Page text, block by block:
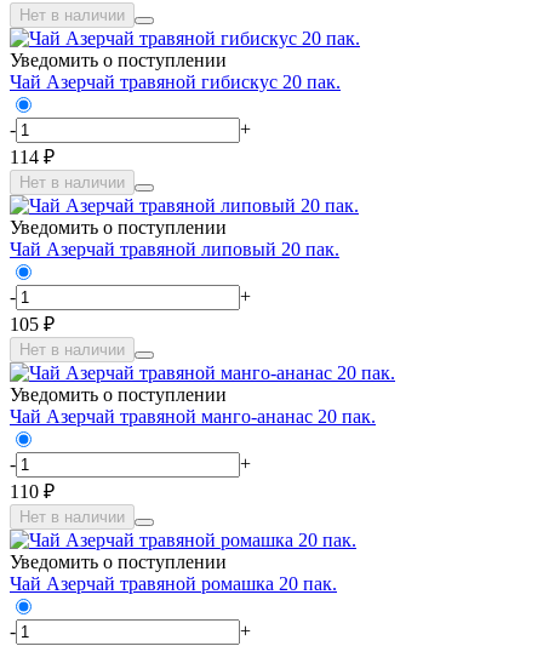
Нет в наличии
Уведомить о поступлении
Чай Азерчай травяной гибискус 20 пак.
-
+
114 ₽
Нет в наличии
Уведомить о поступлении
Чай Азерчай травяной липовый 20 пак.
-
+
105 ₽
Нет в наличии
Уведомить о поступлении
Чай Азерчай травяной манго-ананас 20 пак.
-
+
110 ₽
Нет в наличии
Уведомить о поступлении
Чай Азерчай травяной ромашка 20 пак.
-
+